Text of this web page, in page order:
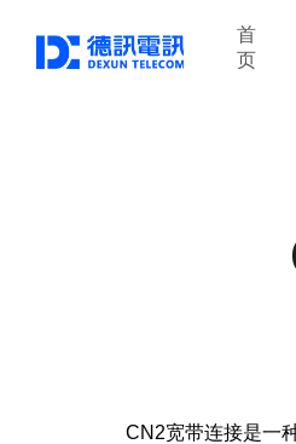
首
页
CN2宽带连接是一